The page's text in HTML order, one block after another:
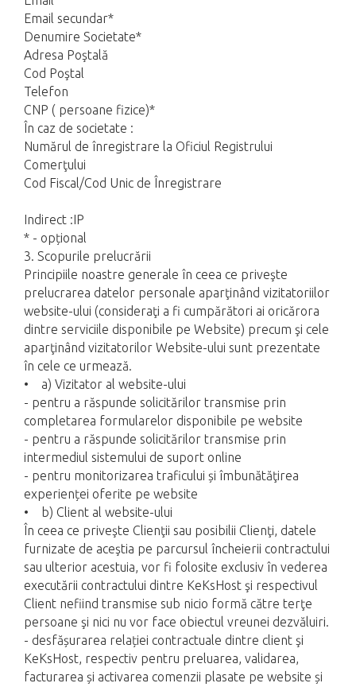
Email secundar*
Denumire Societate*
Adresa Poştală
Cod Poştal
Telefon
CNP ( persoane fizice)*
În caz de societate :
Numărul de înregistrare la Oficiul Registrului
Comerţului
Cod Fiscal/Cod Unic de Înregistrare
Indirect :IP
* - opțional
3. Scopurile prelucrării
Principiile noastre generale în ceea ce priveşte
prelucrarea datelor personale aparţinând vizitatoriilor
website-ului (consideraţi a fi cumpărători ai oricărora
dintre serviciile disponibile pe Website) precum şi cele
aparţinând vizitatorilor Website-ului sunt prezentate
în cele ce urmează.
• a) Vizitator al website-ului
- pentru a răspunde solicitărilor transmise prin
completarea formularelor disponibile pe website
- pentru a răspunde solicitărilor transmise prin
intermediul sistemului de suport online
- pentru monitorizarea traficului și îmbunătăţirea
experienței oferite pe website
• b) Client al website-ului
În ceea ce priveşte Clienţii sau posibilii Clienţi, datele
furnizate de aceştia pe parcursul încheierii contractului
sau ulterior acestuia, vor fi folosite exclusiv în vederea
executării contractului dintre KeKsHost şi respectivul
Client nefiind transmise sub nicio formă către terţe
persoane şi nici nu vor face obiectul vreunei dezvăluiri.
- desfășurarea relației contractuale dintre client şi
KeKsHost, respectiv pentru preluarea, validarea,
facturarea și activarea comenzii plasate pe website și